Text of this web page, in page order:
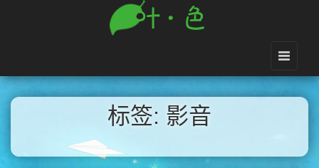
标签: 影音